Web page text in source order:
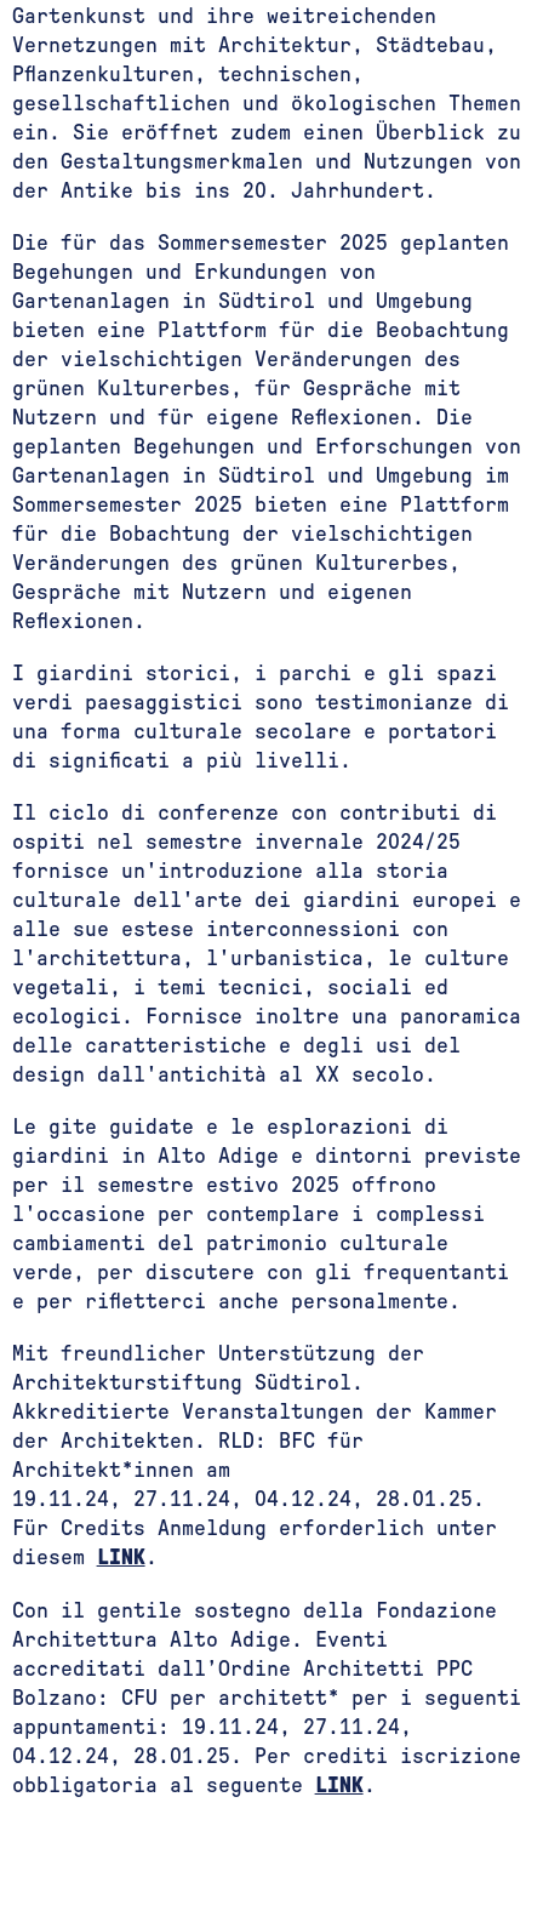
Gartenkunst und ihre weitreichenden
Vernetzungen mit Architektur, Städtebau,
Pflanzenkulturen, technischen,
gesellschaftlichen und ökologischen Themen
ein. Sie eröffnet zudem einen Überblick zu
den Gestaltungsmerkmalen und Nutzungen von
der Antike bis ins 20. Jahrhundert.
Die für das Sommersemester 2025 geplanten
Begehungen und Erkundungen von
Gartenanlagen in Südtirol und Umgebung
bieten eine Plattform für die Beobachtung
der vielschichtigen Veränderungen des
grünen Kulturerbes, für Gespräche mit
Nutzern und für eigene Reflexionen. Die
geplanten Begehungen und Erforschungen von
Gartenanlagen in Südtirol und Umgebung im
Sommersemester 2025 bieten eine Plattform
für die Bobachtung der vielschichtigen
Veränderungen des grünen Kulturerbes,
Gespräche mit Nutzern und eigenen
Reflexionen.
I giardini storici, i parchi e gli spazi
verdi paesaggistici sono testimonianze di
una forma culturale secolare e portatori
di significati a più livelli.
Il ciclo di conferenze con contributi di
ospiti nel semestre invernale 2024/25
fornisce un'introduzione alla storia
culturale dell'arte dei giardini europei e
alle sue estese interconnessioni con
l'architettura, l'urbanistica, le culture
vegetali, i temi tecnici, sociali ed
ecologici. Fornisce inoltre una panoramica
delle caratteristiche e degli usi del
design dall'antichità al XX secolo.
Le gite guidate e le esplorazioni di
giardini in Alto Adige e dintorni previste
per il semestre estivo 2025 offrono
l'occasione per contemplare i complessi
cambiamenti del patrimonio culturale
verde, per discutere con gli frequentanti
e per rifletterci anche personalmente.
Mit freundlicher Unterstützung der
Architekturstiftung Südtirol.
Akkreditierte Veranstaltungen der Kammer
der Architekten. RLD: BFC für
Architekt*innen am
19.11.24, 27.11.24, 04.12.24, 28.01.25.
Für Credits Anmeldung erforderlich unter
diesem
LINK.
Con il gentile sostegno della Fondazione
Architettura Alto Adige. Eventi
accreditati dall’Ordine Architetti PPC
Bolzano: CFU per architett* per i seguenti
appuntamenti: 19.11.24, 27.11.24,
04.12.24, 28.01.25. Per crediti iscrizione
obbligatoria al seguente
LINK.